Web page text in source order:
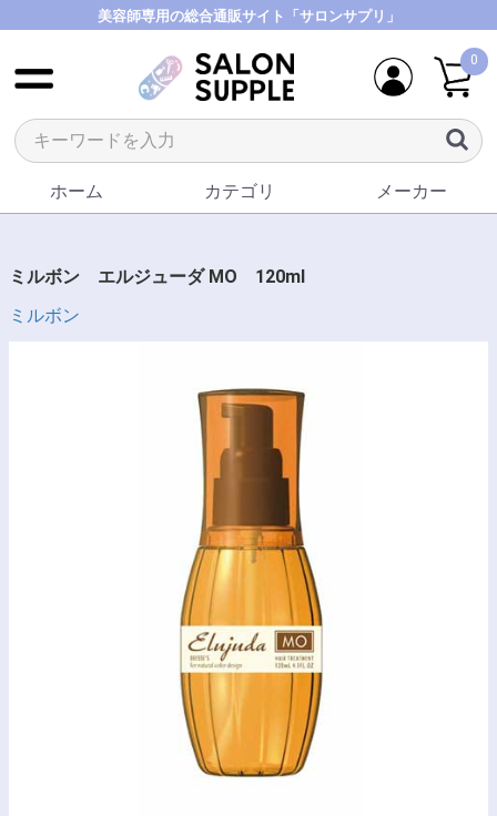
美容師専用の総合通販サイト「サロンサプリ」
0
ホーム カテゴリ メーカー
ミルボン エルジューダ MO 120ml
ミルボン